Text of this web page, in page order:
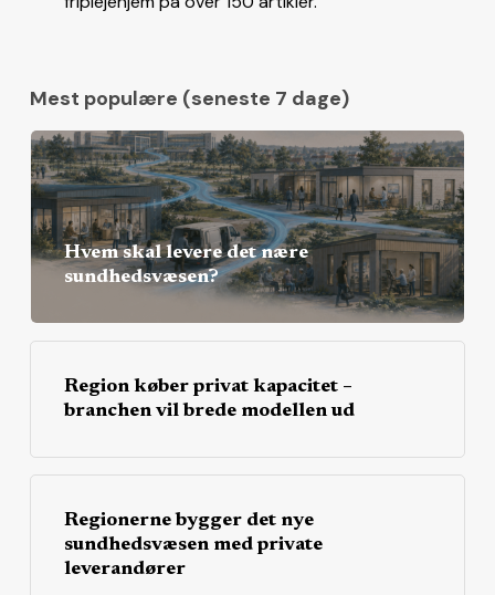
Mest populære (seneste 7 dage)
Hvem skal levere det nære
sundhedsvæsen?
Region køber privat kapacitet –
branchen vil brede modellen ud
Regionerne bygger det nye
sundhedsvæsen med private
leverandører